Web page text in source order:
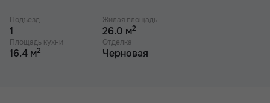
Подъезд
1
Жилая площадь
26.0 м2
Площадь кухни
16.4 м2
Отделка
Черновая